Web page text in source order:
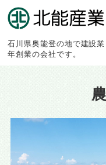
石川県奥能登の地で建設
年創業の会社です。
スタンド事業部